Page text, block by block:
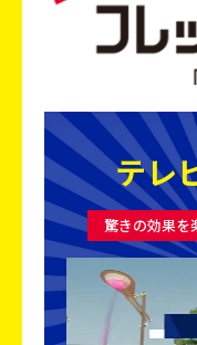
テレ
驚きの効果を